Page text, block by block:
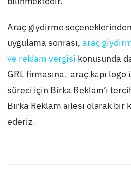
Araç giydirme
uygulama sonrası, araç
ve reklam vergisi konusunda
GRL firmasına, araç kapı
süreci için Birka Reklam’ı
Birka Reklam ailesi olarak bir
ederiz.